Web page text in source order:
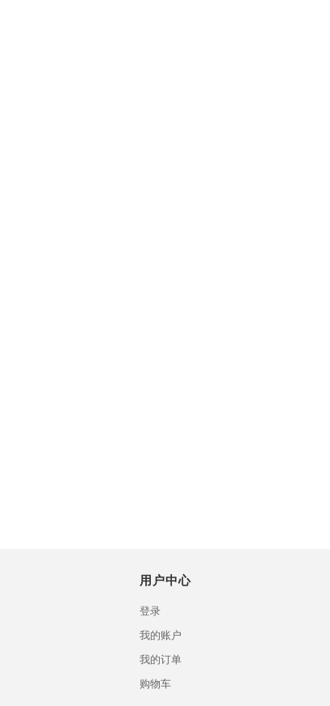
用户中心
登录
我的账户
我的订单
购物车